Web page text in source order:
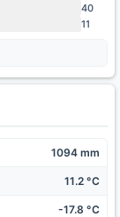
40
11
1094 mm
11.2 °C
-17.8 °C